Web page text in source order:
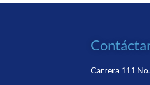
Carrera 111